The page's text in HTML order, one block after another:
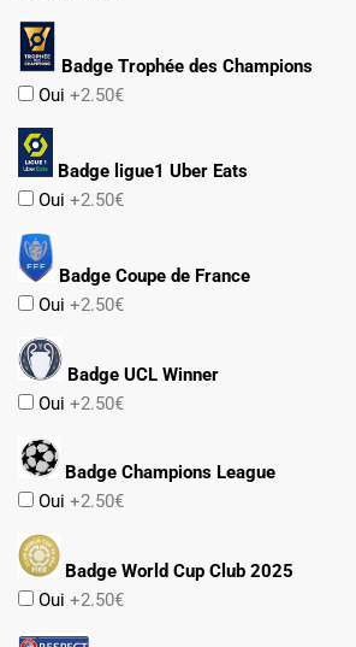
Badge Trophée des Champions
Oui +2.50€
Badge ligue1 Uber Eats
Oui +2.50€
Badge Coupe de France
Oui +2.50€
Badge UCL Winner
Oui +2.50€
Badge Champions League
Oui +2.50€
Badge World Cup Club 2025
Oui +2.50€